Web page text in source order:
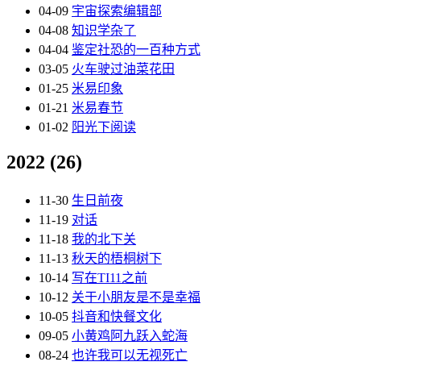
04-09 宇宙探索编辑部
04-08 知识学杂了
04-04 鉴定社恐的一百种方式
03-05 火车驶过油菜花田
01-25 米易印象
01-21 米易春节
01-02 阳光下阅读
2022 (26)
11-30 生日前夜
11-19 对话
11-18 我的北下关
11-13 秋天的梧桐树下
10-14 写在TI11之前
10-12 关于小朋友是不是幸福
10-05 抖音和快餐文化
09-05 小黄鸡阿九跃入蛇海
08-24 也许我可以无视死亡